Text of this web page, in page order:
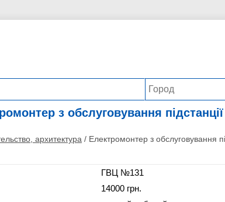
з обслуговування підстанції
архитектура / Електромонтер з обслуговування
ГВЦ №131
14000 грн.